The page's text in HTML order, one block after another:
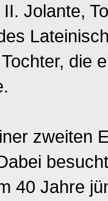
Jolante,
die
zweiten
40 Jahre